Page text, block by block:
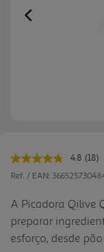
Previous
4.8 Leu
18
a
(18)
Ref. / EAN:
A Picadora Qilive
preparar
esforço, desde